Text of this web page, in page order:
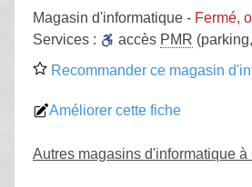
Magasin d'informatique - Fermé,
Services :
accès PMR
Recommander ce magasin
Améliorer cette fiche
Autres magasins d'informatique à